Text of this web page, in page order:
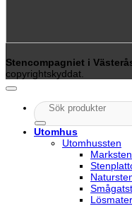
Stencompagniet i
copyrightskyddat.
Sök
efter:
Utomhus
Utomhussten
Marksten